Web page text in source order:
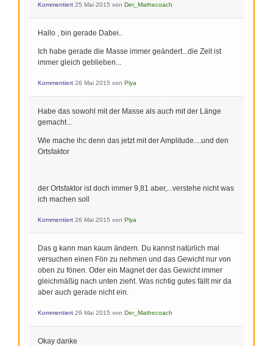
Kommentiert 25 Mai 2015 von Der_Mathecoach
Hallo , bin gerade Dabei..
Ich habe gerade die Masse immer geändert...die Zeit ist
immer gleich geblieben...
Kommentiert 26 Mai 2015 von Plya
Habe das sowohl mit der Masse als auch mit der Länge
gemacht...
Wie mache ihc denn das jetzt mit der Amplitude....und den
Ortsfaktor
der Ortsfaktor ist doch immer 9,81 aber,...verstehe nicht was
ich machen soll
Kommentiert 26 Mai 2015 von Plya
Das g kann man kaum ändern. Du kannst natürlich mal
versuchen einen Fön zu nehmen und das Gewicht nur von
oben zu fönen. Oder ein Magnet der das Gewicht immer
gleichmäßig nach unten zieht. Was richtig gutes fällt mir da
aber auch gerade nicht ein.
Kommentiert 26 Mai 2015 von Der_Mathecoach
Okay danke